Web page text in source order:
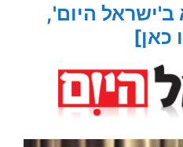
היום',
כאן]